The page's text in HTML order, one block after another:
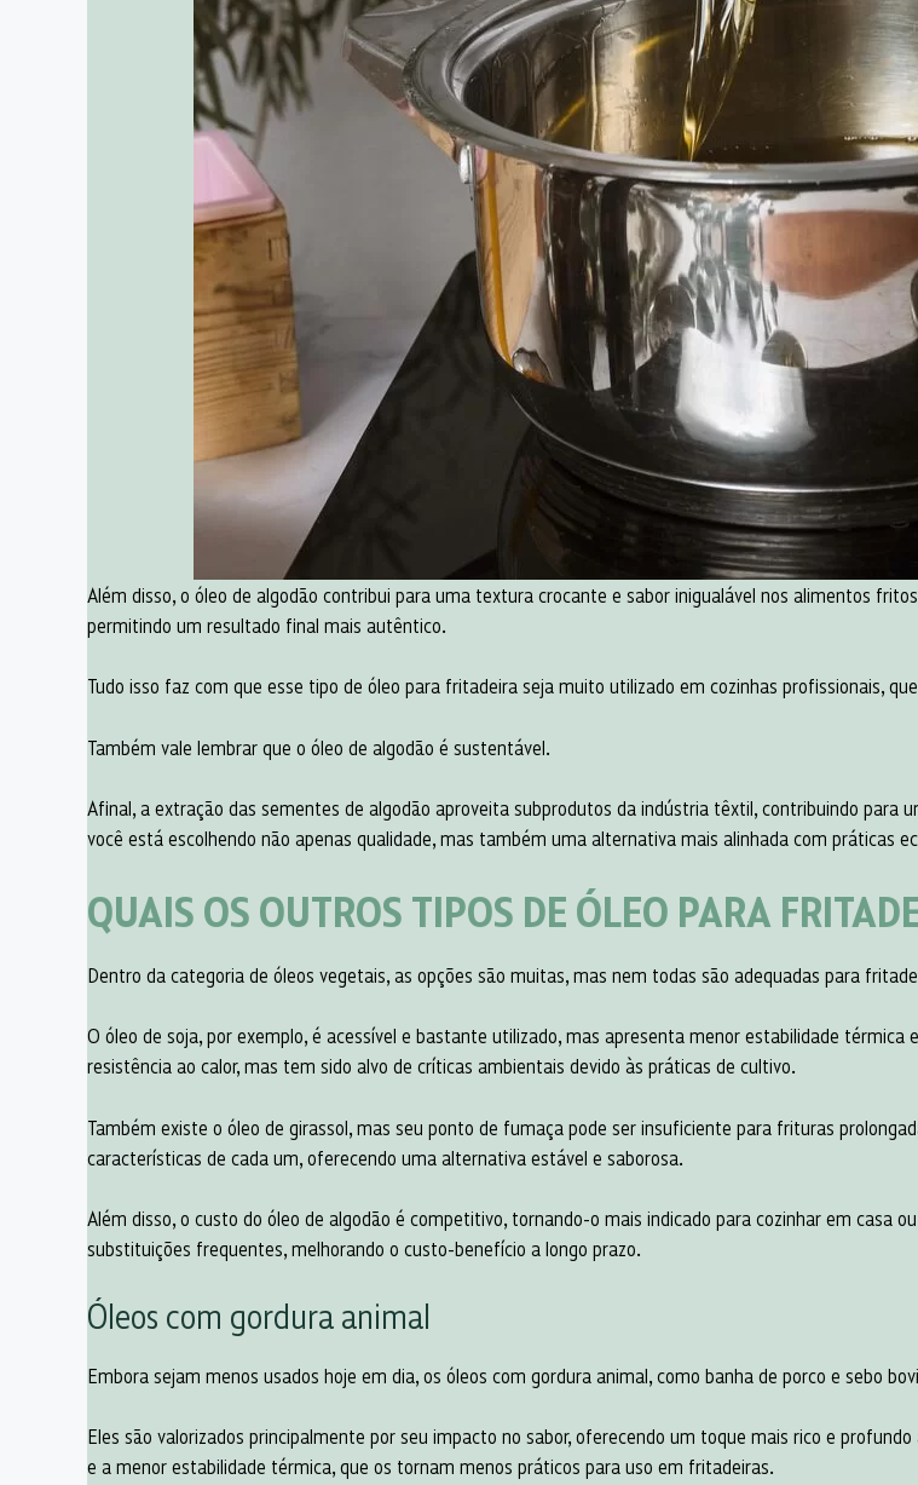
Além disso, o óleo de algodão contribui para uma textura crocante e sabor inigualável nos alimentos
permitindo um resultado final mais autêntico.
Tudo isso faz com que esse tipo de óleo para fritadeira seja muito utilizado em cozinhas profissionais,
Também vale lembrar que o óleo de algodão é sustentável.
Afinal, a extração das sementes de algodão aproveita subprodutos da indústria têxtil, contribuindo para
você está escolhendo não apenas qualidade, mas também uma alternativa mais alinhada com práticas
QUAIS OS OUTROS TIPOS DE ÓLEO PARA
Dentro da categoria de óleos vegetais, as opções são muitas, mas nem todas são adequadas para
O óleo de soja, por exemplo, é acessível e bastante utilizado, mas apresenta menor estabilidade
resistência ao calor, mas tem sido alvo de críticas ambientais devido às práticas de cultivo.
Também existe o óleo de girassol, mas seu ponto de fumaça pode ser insuficiente para frituras
características de cada um, oferecendo uma alternativa estável e saborosa.
Além disso, o custo do óleo de algodão é competitivo, tornando-o mais indicado para cozinhar em casa
substituições frequentes, melhorando o custo-benefício a longo prazo.
Óleos com gordura animal
Embora sejam menos usados hoje em dia, os óleos com gordura animal, como banha de porco e sebo
Eles são valorizados principalmente por seu impacto no sabor, oferecendo um toque mais rico e
e a menor estabilidade térmica, que os tornam menos práticos para uso em fritadeiras.